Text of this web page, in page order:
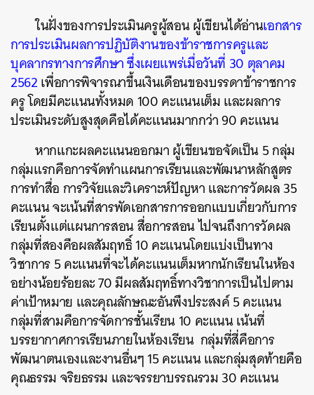
ในฝั่งของการประเมินครูผู้สอน ผู้เขียนได้อ่านเอกสาร
การประเมินผลการปฏิบัติงานของข้าราชการครูและ
บุคลากรทางการศึกษา ซึ่งเผยแพร่เมื่อวันที่ 30 ตุลาคม
2562เพื่อการพิจารณาขึ้นเงินเดือนของบรรดาข้าราชการ
ครู โดยมีคะแนนทั้งหมด 100 คะแนนเต็ม และผลการ
ประเมินระดับสูงสุดคือได้คะแนนมากกว่า 90 คะแนน
หากแกะผลคะแนนออกมา ผู้เขียนขอจัดเป็น 5 กลุ่ม
กลุ่มแรกคือการจัดทำแผนการเรียนและพัฒนาหลักสูตร
การทำสื่อ การวิจัยและวิเคราะห์ปัญหา และการวัดผล 35
คะแนน จะเน้นที่สารพัดเอกสารการออกแบบเกี่ยวกับการ
เรียนตั้งแต่แผนการสอน สื่อการสอน ไปจนถึงการวัดผล
กลุ่มที่สองคือผลสัมฤทธิ์ 10 คะแนนโดยแบ่งเป็นทาง
วิชาการ 5 คะแนนที่จะได้คะแนนเต็มหากนักเรียนในห้อง
อย่างน้อยร้อยละ 70 มีผลสัมฤทธิ์ทางวิชาการเป็นไปตาม
ค่าเป้าหมาย และคุณลักษณะอันพึงประสงค์ 5 คะแนน
กลุ่มที่สามคือการจัดการชั้นเรียน 10 คะแนน เน้นที่
บรรยากาศการเรียนภายในห้องเรียน กลุ่มที่สี่คือการ
พัฒนาตนเองและงานอื่นๆ 15 คะแนน และกลุ่มสุดท้ายคือ
คุณธรรม จริยธรรม และจรรยาบรรณรวม 30 คะแนน